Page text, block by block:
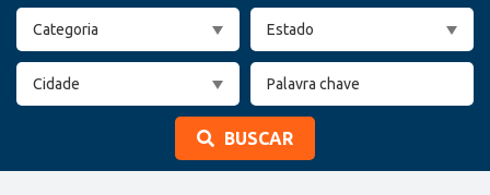
BUSCAR